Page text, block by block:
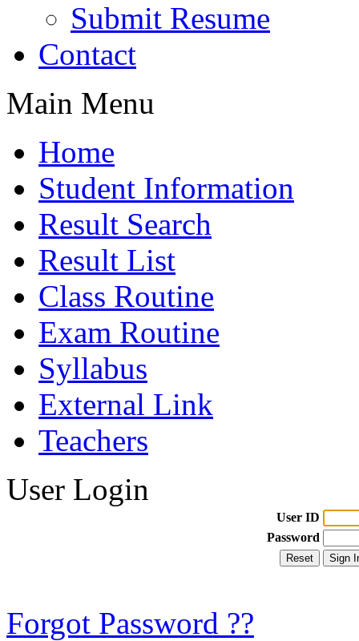
Submit Resume
Contact
Main Menu
Home
Student Information
Result Search
Result List
Class Routine
Exam Routine
Syllabus
External Link
Teachers
User Login
User ID
Password
Forgot Password ??